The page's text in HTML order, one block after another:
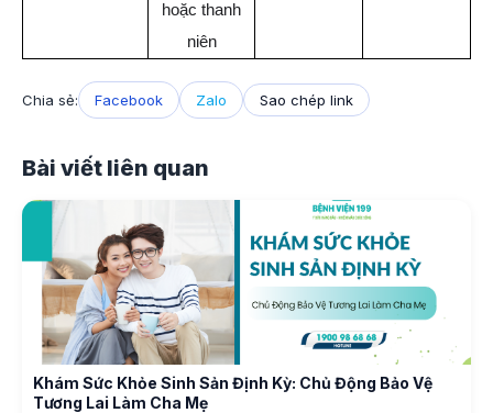
hoặc thanh
niên
Chia sẻ: Facebook Zalo Sao chép link
Bài viết liên quan
Khám Sức Khỏe Sinh Sản Định Kỳ: Chủ Động Bảo Vệ
Tương Lai Làm Cha Mẹ